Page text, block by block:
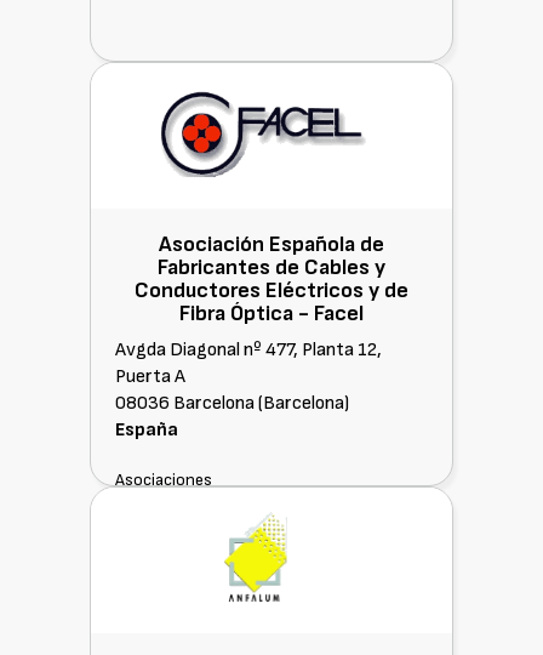
Asociación Española de
Fabricantes de Cables y
Conductores Eléctricos y de
Fibra Óptica - Facel
Avgda Diagonal nº 477, Planta 12,
Puerta A
08036 Barcelona (Barcelona)
España
Asociaciones